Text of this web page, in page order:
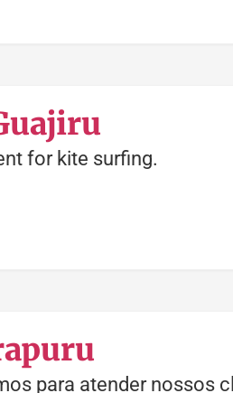
for kite surfing.
para atender nossos